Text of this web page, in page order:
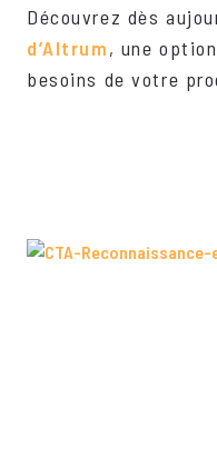
Découvrez dès
d’Altrum, une
besoins de votre